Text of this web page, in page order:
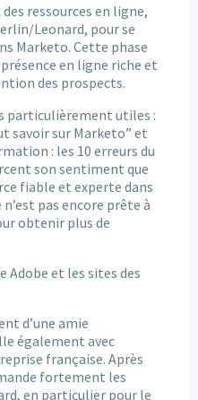
ressources en ligne,
Leonard, pour se
Marketo. Cette phase
en ligne riche et
des prospects.
particulièrement utiles :
savoir sur Marketo” et
: les 10 erreurs du
son sentiment que
fiable et experte dans
pas encore prête à
obtenir plus de
Adobe et les sites des
d’une amie
également avec
française. Après
fortement les
en particulier pour le